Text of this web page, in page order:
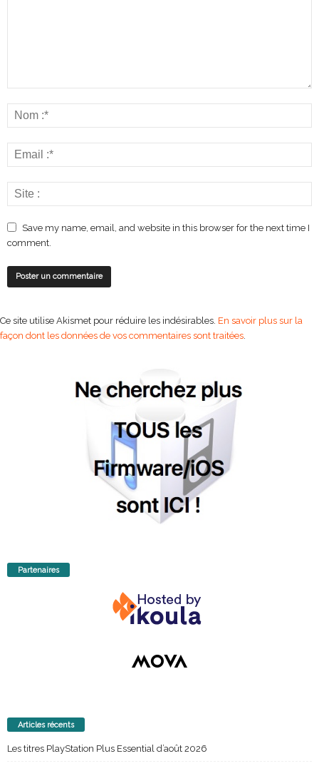
Save my name, email, and website in this browser for the next time I
comment.
Ce site utilise Akismet pour réduire les indésirables. En savoir plus sur la
façon dont les données de vos commentaires sont traitées.
Partenaires
Articles récents
Les titres PlayStation Plus Essential d’août 2026